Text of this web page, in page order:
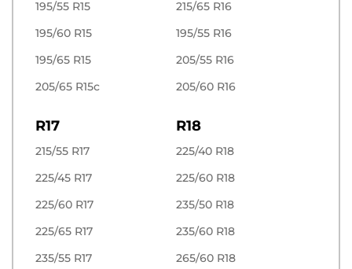
195/55 R15
195/60 R15
195/65 R15
205/65 R15c
215/65 R16
195/55 R16
205/55 R16
205/60 R16
R17
215/55 R17
225/45 R17
225/60 R17
225/65 R17
235/55 R17
R18
225/40 R18
225/60 R18
235/50 R18
235/60 R18
265/60 R18